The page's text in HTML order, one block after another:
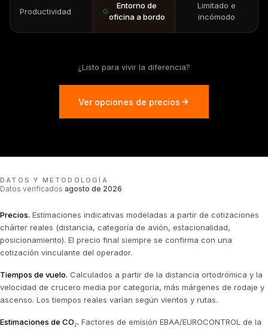
Productividad
Entorno de
oficina a bordo
Limitado e
incómodo
¿Listo para vivir la diferencia?
Ver opciones de precios
DATOS Y METODOLOGÍA
Datos verificados agosto de 2026
Precios. Estimaciones indicativas modeladas a partir de cotizaciones
chárter reales (distancia, categoría de avión, estacionalidad,
posicionamiento). El precio final siempre se confirma con una
cotización vinculante del operador.
Tiempos de vuelo. Calculados a partir de la distancia ortodrómica y la
velocidad de crucero media por categoría, más márgenes de rodaje y
ascenso. Los tiempos reales varían según vientos y rutas.
Estimaciones de CO₂. Factores de emisión EBAA/EUROCONTROL de la